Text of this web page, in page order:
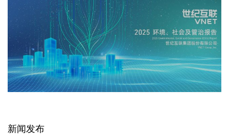
新闻发布